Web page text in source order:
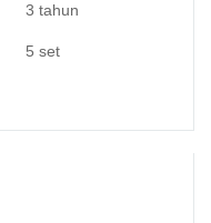
3 tahun
5 set